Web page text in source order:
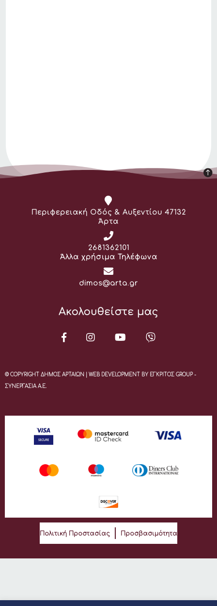
Διεύθυνση:
Περιφερειακή Οδός & Αυξεντίου 47132
Άρτα
Τηλέφωνο:
2681362101
Άλλα χρήσιμα Τηλέφωνα
Email:
dimos@arta.gr
Ακολουθείστε μας
© COPYRIGHT ΔΗΜΟΣ ΑΡΤΑΙΩΝ | WEB DEVELOPMENT BY ΕΓΚΡΙΤΟΣ GROUP -
ΣΥΝΕΡΓΑΣΙΑ Α.Ε.
Πολιτική Προστασίας Προσβασιμότητα